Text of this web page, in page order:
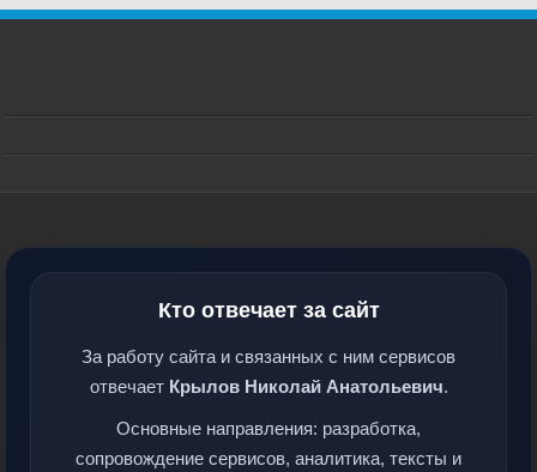
Кто отвечает за сайт
За работу сайта и связанных с ним сервисов
отвечает Крылов Николай Анатольевич.
Основные направления: разработка,
сопровождение сервисов, аналитика, тексты и